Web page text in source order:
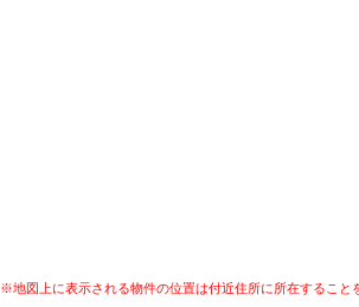
※地図上に表示される物件の位置は付近住所に所在すること